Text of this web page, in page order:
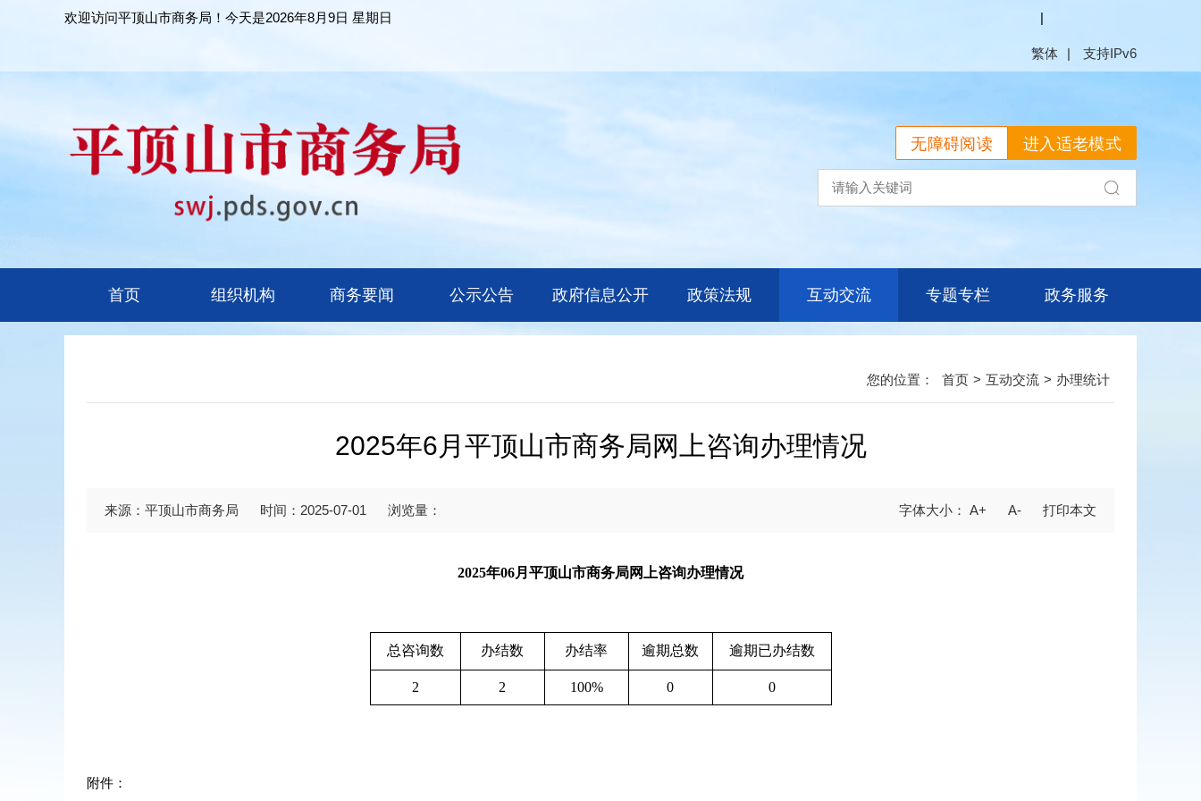
欢迎访问平顶山市商务局！今天是2026年8月9日 星期日
繁体
进入适老模式
无障碍阅读
首页 组织机构 商务要闻 公示公告 政府信息公开 政策法规 互动交流 专题专栏 政务服务
首页 > 互动交流 > 办理统计
2025年6月平顶山市商务局网上咨询办理情况
来源：平顶山市商务局 时间：2025-07-01 浏览量： A+ A-
2025年06月平顶山市商务局网上咨询办理情况
总咨询数 办结数 办结率 逾期总数 逾期已办结数
2 2 100% 0 0